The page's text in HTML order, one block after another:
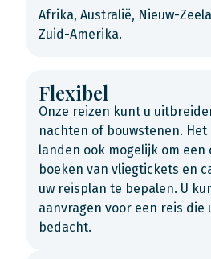
Afrika, Australië, Nieuw-
Zuid-Amerika.
Flexibel
Onze reizen kunt u
nachten of bouwstenen. Het
landen ook mogelijk om een
boeken van vliegtickets en
uw reisplan te bepalen. U
aanvragen voor een reis die
bedacht.